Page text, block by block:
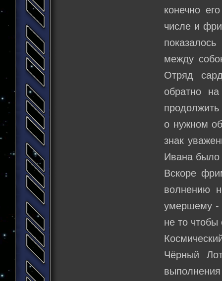
конечно
числе и
между
Отряд
обратно
о нужном
знак
Ивана было
Вскоре
волнению
умершему -
не то
Чёрный